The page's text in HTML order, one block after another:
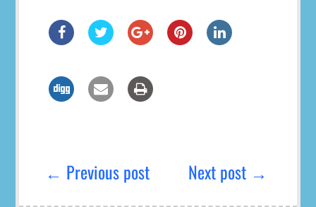
entradas
← Previous post Next post →